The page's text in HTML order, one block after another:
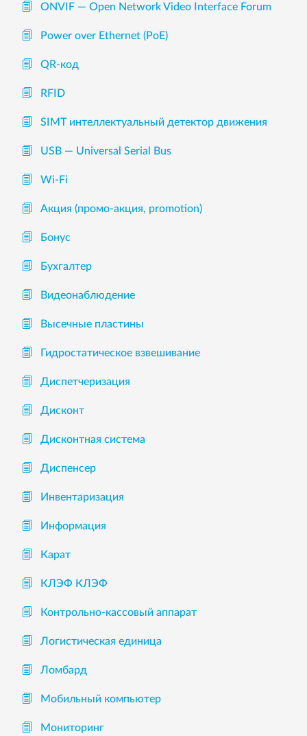
ONVIF — Open Network Video Interface Forum
Power over Ethernet (PoE)
QR-код
RFID
SIMT интеллектуальный детектор движения
USB — Universal Serial Bus
Wi-Fi
Акция (промо-акция, promotion)
Бонус
Бухгалтер
Видеонаблюдение
Высечные пластины
Гидростатическое взвешивание
Диспетчеризация
Дисконт
Дисконтная система
Диспенсер
Инвентаризация
Информация
Карат
КЛЭФ КЛЭФ
Контрольно-кассовый аппарат
Логистическая единица
Ломбард
Мобильный компьютер
Мониторинг